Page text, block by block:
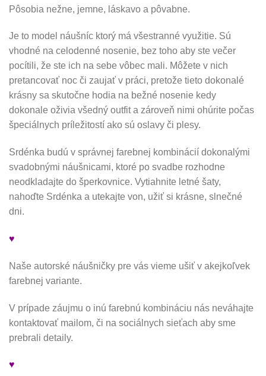
Pôsobia nežne, jemne, láskavo a pôvabne.
Je to model náušníc ktorý má všestranné využitie. Sú
vhodné na celodenné nosenie, bez toho aby ste večer
pocítili, že ste ich na sebe vôbec mali. Môžete v nich
pretancovať noc či zaujať v práci, pretože tieto dokonalé
krásny sa skutočne hodia na bežné nosenie kedy
dokonale oživia všedný outfit a zároveň nimi ohúrite počas
špeciálnych príležitostí ako sú oslavy či plesy.
Srdénka budú v správnej farebnej kombinácií dokonalými
svadobnými náušnicami, ktoré po svadbe rozhodne
neodkladajte do šperkovnice. Vytiahnite letné šaty,
nahoďte Srdénka a utekajte von, užiť si krásne, slnečné
dni.
♥
Naše autorské náušničky pre vás vieme ušiť v akejkoľvek
farebnej variante.
V prípade záujmu o inú farebnú kombináciu nás neváhajte
kontaktovať mailom, či na sociálnych sieťach aby sme
prebrali detaily.
♥